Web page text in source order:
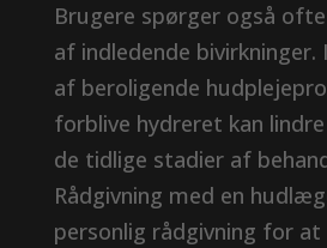
Brugere spørger også
af indledende bivirkninger.
af beroligende
forblive hydreret kan
de tidlige stadier af
Rådgivning med en
personlig rådgivning for at